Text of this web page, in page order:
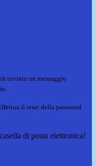
inviato un messaggio
il reset della password
di posta elettronica!